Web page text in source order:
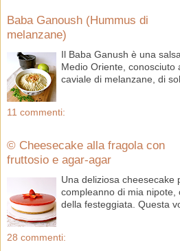
Baba Ganoush (Hummus di
melanzane)
Il Baba Ganush è una
Medio Oriente, conosciuto
caviale di melanzane, di
11 commenti:
© Cheesecake alla fragola con
fruttosio e agar-agar
Una deliziosa cheesecake
compleanno di mia nipote,
della festeggiata. Questa
28 commenti: